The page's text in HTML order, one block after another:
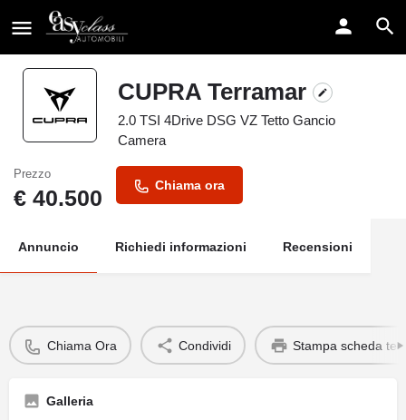
CUPRA Terramar
2.0 TSI 4Drive DSG VZ Tetto Gancio
Camera
Prezzo
€ 40.500 Chiama ora
Annuncio Richiedi informazioni Recensioni
Chiama Ora Condividi Stampa scheda
Galleria